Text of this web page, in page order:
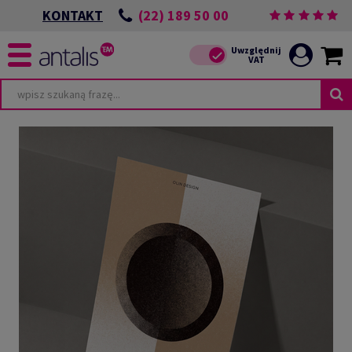
KONTAKT (22) 189 50 00